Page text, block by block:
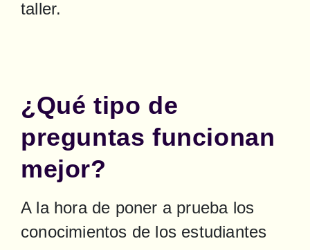
taller.
¿Qué tipo de
preguntas funcionan
mejor?
A la hora de poner a prueba los
conocimientos de los estudiantes